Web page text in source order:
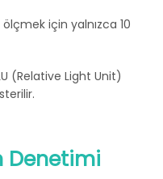
ölçmek için yalnızca 10
(Relative Light Unit)
Denetimi